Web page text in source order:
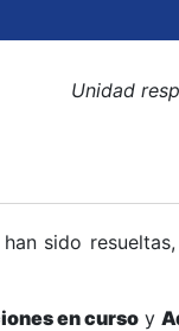
Unidad
sido
en curso y